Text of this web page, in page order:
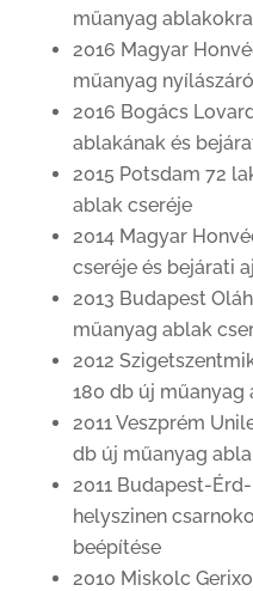
műanyag ablakokra
2016 Magyar
műanyag
2016 Bogács
ablakának és
2015 Potsdam 72
ablak cseréje
2014 Magyar
cseréje és bejárati
2013 Budapest
műanyag ablak
2012
180 db új műanyag
2011 Veszprém
db új műanyag
2011 Budapest-
helyszinen
beépítése
2010 Miskolc